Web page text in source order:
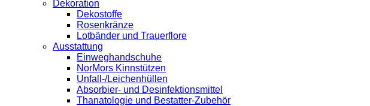
Dekoration
Dekostoffe
Rosenkränze
Lotbänder und Trauerflore
Ausstattung
Einweghandschuhe
NorMors Kinnstützen
Unfall-/Leichenhüllen
Absorbier- und Desinfektionsmittel
Thanatologie und Bestatter-Zubehör